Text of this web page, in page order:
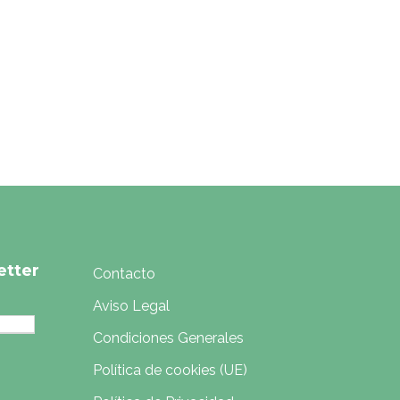
Contacto
Aviso Legal
Condiciones Generales
Política de cookies (UE)